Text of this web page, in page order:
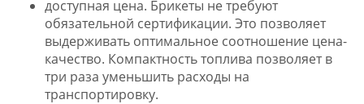
доступная цена. Брикеты не требуют
обязательной сертификации. Это позволяет
выдерживать оптимальное соотношение цена-
качество. Компактность топлива позволяет в
три раза уменьшить расходы на
транспортировку.